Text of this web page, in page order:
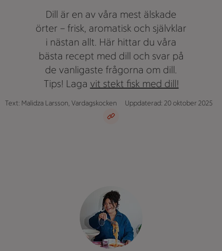
Dill är en av våra mest älskade
örter – frisk, aromatisk och självklar
i nästan allt. Här hittar du våra
bästa recept med dill och svar på
de vanligaste frågorna om dill.
Tips! Laga vit stekt fisk med dill!
Text: Malidza Larsson, Vardagskocken Uppdaterad: 20 oktober 2025